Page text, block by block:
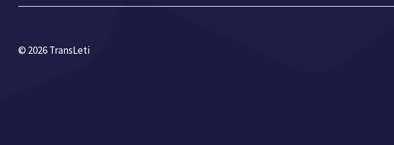
© 2026 TransLeti